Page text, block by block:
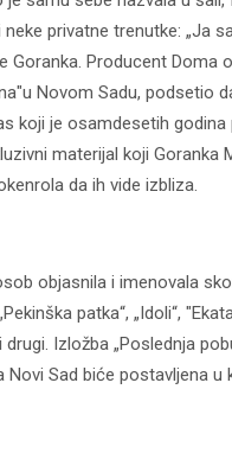
privatne trenutke: „Ja
Producent Doma
Novom Sadu, podsetio
koji je osamdesetih
materijal koji Goranka
da ih vide izbliza.
objasnila i imenovala
patka“, „Idoli“,
Izložba „Poslednja
Sad biće postavljena u